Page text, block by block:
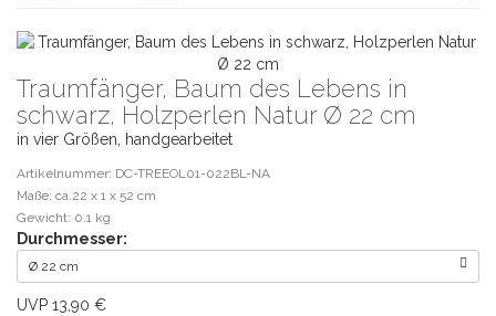
Traumfänger, Baum des Lebens in
schwarz, Holzperlen Natur Ø 22 cm
in vier Größen, handgearbeitet
Artikelnummer: DC-TREEOL01-022BL-NA
Maße: ca.22 x 1 x 52 cm
Gewicht: 0.1 kg
Durchmesser:
Ø 22 cm
UVP 13,90 €